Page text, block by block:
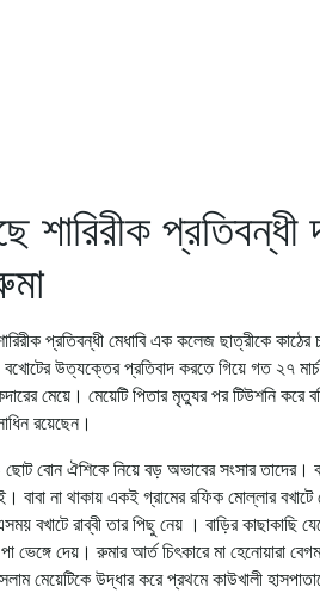
শারিরীক
প্রতিবন্ধী মেধাবি এক কলেজ ছাত্রীকে কাঠের
উত্যক্তের প্রতিবাদ করতে গিয়ে গত ২৭
মেয়েটি পিতার মৃত্যুর পর টিউশনি করে
রয়েছেন।
বোন ঐশিকে নিয়ে বড় অভাবের সংসার
বাবা না থাকায় একই গ্রামের রফিক মোল্লার
রাব্বী তার পিছু নেয় । বাড়ির কাছাকাছি
ভেঙ্গে দেয়। রুমার আর্ত চিৎকারে মা হেনোয়ারা
মেয়েটিকে উদ্ধার করে প্রথমে কাউখালী